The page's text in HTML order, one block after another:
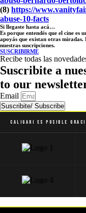
(8) https://
abuse-10-facts
Si llegaste hasta acá…
Es porque entendés que el cine
apoyás que existan otras
nuestras suscripciones.
SUSCRIBIRME
Recibe todas las
Suscribite a
to our
Email
Suscribite/ Subscribe
Caligari es posible